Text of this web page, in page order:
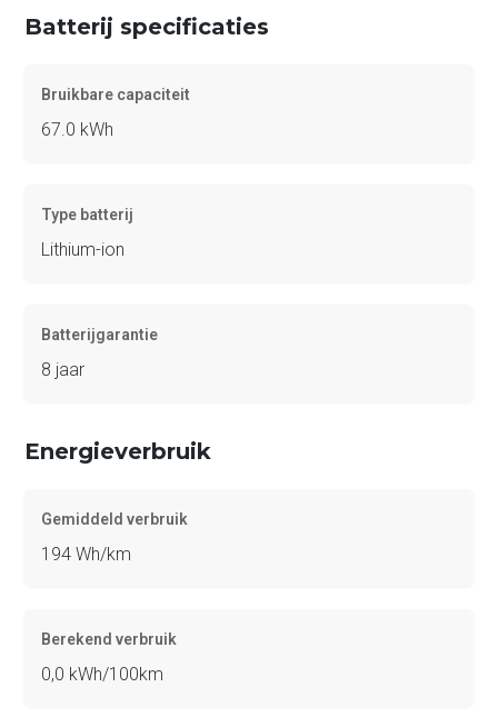
Batterij specificaties
Bruikbare capaciteit
67.0 kWh
Type batterij
Lithium-ion
Batterijgarantie
8 jaar
Energieverbruik
Gemiddeld verbruik
194 Wh/km
Berekend verbruik
0,0 kWh/100km